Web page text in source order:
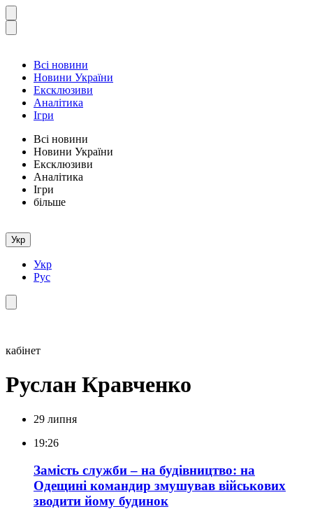
Всі новини
Новини України
Ексклюзиви
Аналітика
Ігри
Всі новини
Новини України
Ексклюзиви
Аналітика
Ігри
більше
Укр
Укр
Рус
кабінет
Руслан Кравченко
29 липня
19:26
Замість служби – на будівництво: на
Одещині командир змушував військових
зводити йому будинок